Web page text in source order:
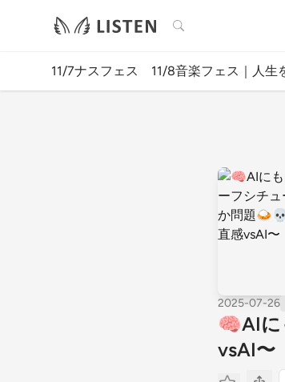
検索
11/7ナスフェス 11/8音楽フェス｜人生
2025-07-26
🧠AIに
vsAI〜